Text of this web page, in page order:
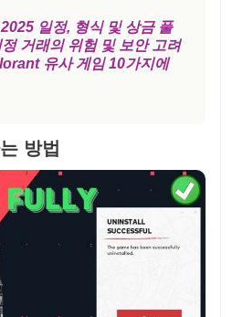
일정, 형식 및 상금 풀
거래의 위험 및 보안 고려
유사 게임 10가지에
방법